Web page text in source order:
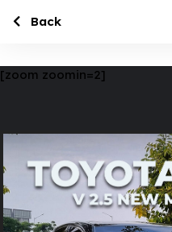
[zoom zoomin=2]
Back